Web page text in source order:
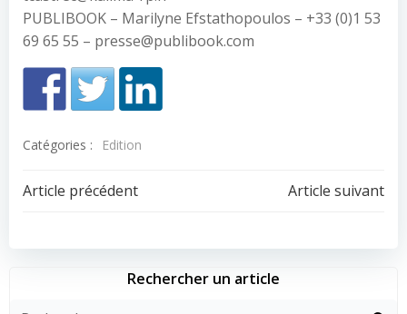
PUBLIBOOK – Marilyne Efstathopoulos – +33 (0)1 53
69 65 55 – presse@publibook.com
Catégories : Edition
Navigation
de
l’article
Article précédent
Navigation
de
l’article
Article suivant
Rechercher un article